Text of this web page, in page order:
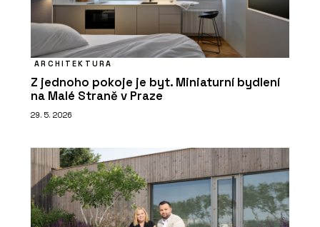
ARCHITEKTURA
Z jednoho pokoje je byt. Miniaturní bydlení
na Malé Straně v Praze
29. 5. 2026